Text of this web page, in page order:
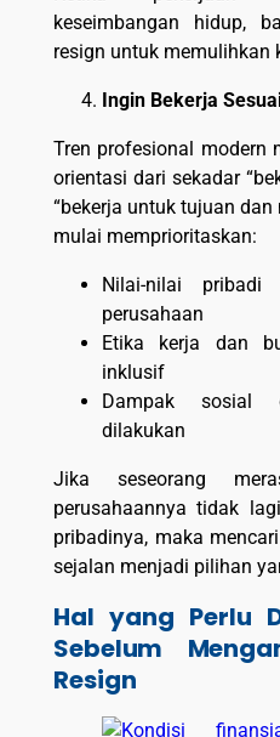
keseimbangan hidup,
resign untuk memulihkan
Ingin Bekerja
Tren profesional modern
orientasi dari sekadar
“bekerja untuk tujuan
mulai memprioritaskan:
Nilai-nilai pribadi
perusahaan
Etika kerja dan
inklusif
Dampak sosial
dilakukan
Jika seseorang
perusahaannya tidak
pribadinya, maka
sejalan menjadi pilihan
Hal yang Perlu
Sebelum
Resign